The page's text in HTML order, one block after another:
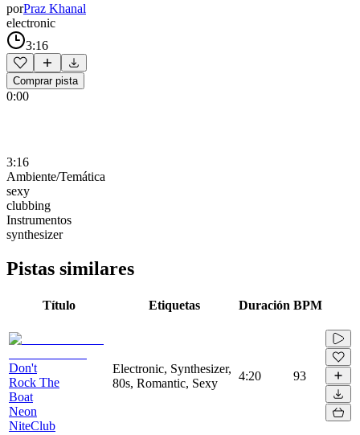
porPraz Khanal
electronic
3:16
Comprar pista
0:00
3:16
Ambiente/Temática
sexy
clubbing
Instrumentos
synthesizer
Pistas similares
Título Etiquetas Duración BPM
Don't
Rock The
Boat
Neon
NiteClub
Electronic, Synthesizer,
80s, Romantic, Sexy
4:20 93